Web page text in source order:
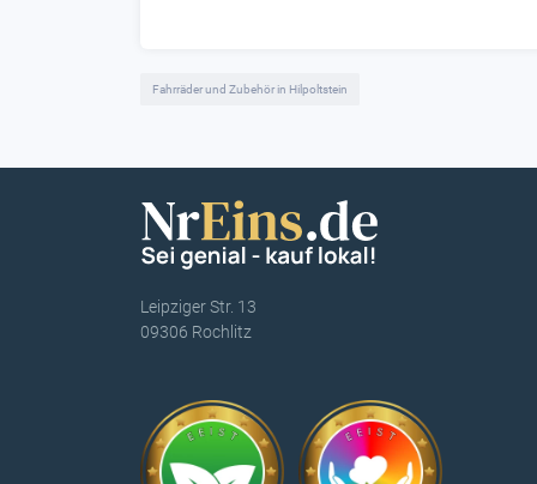
Fahrräder und Zubehör in Hilpoltstein
Leipziger Str. 13
09306 Rochlitz